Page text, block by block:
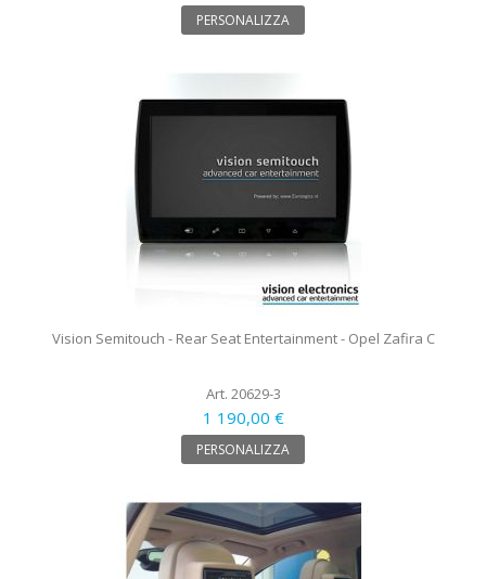
PERSONALIZZA
Vision Semitouch - Rear Seat Entertainment - Opel Zafira C
Art. 20629-3
1 190,00 €
PERSONALIZZA